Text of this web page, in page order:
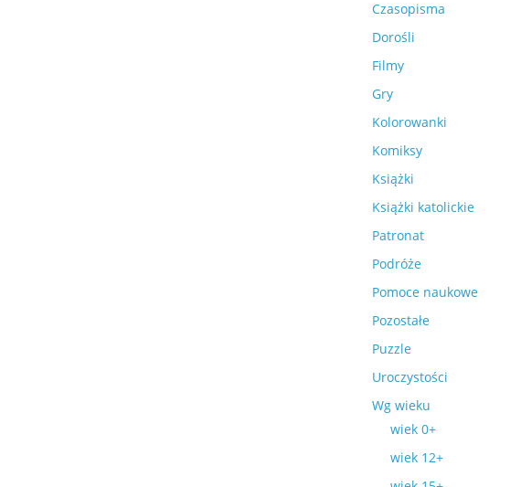
Czasopisma
Dorośli
Filmy
Gry
Kolorowanki
Komiksy
Książki
Książki katolickie
Patronat
Podróże
Pomoce naukowe
Pozostałe
Puzzle
Uroczystości
Wg wieku
wiek 0+
wiek 12+